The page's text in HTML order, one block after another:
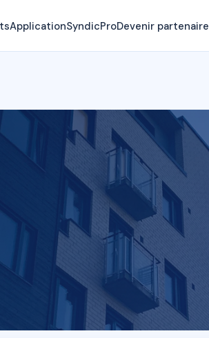
ApplicationSyndicProDevenir partenaire